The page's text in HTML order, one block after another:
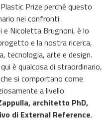
Prize perché questo
nei confronti
e Nicoletta Brugnoni, è lo
e la nostra ricerca,
tecnologia, arte e design.
è qualcosa di straordinario,
si comportano come
a livello
architetto PhD,
di External Reference.